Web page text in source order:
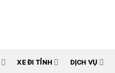
XE ĐI TỈNH DỊCH VỤ